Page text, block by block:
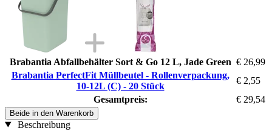
Brabantia Abfallbehälter Sort & Go 12 L, Jade Green € 26,99
Brabantia PerfectFit Müllbeutel - Rollenverpackung,
10-12L (C) - 20 Stück
€ 2,55
Gesamtpreis:
€ 29,54
Beide in den Warenkorb
Beschreibung